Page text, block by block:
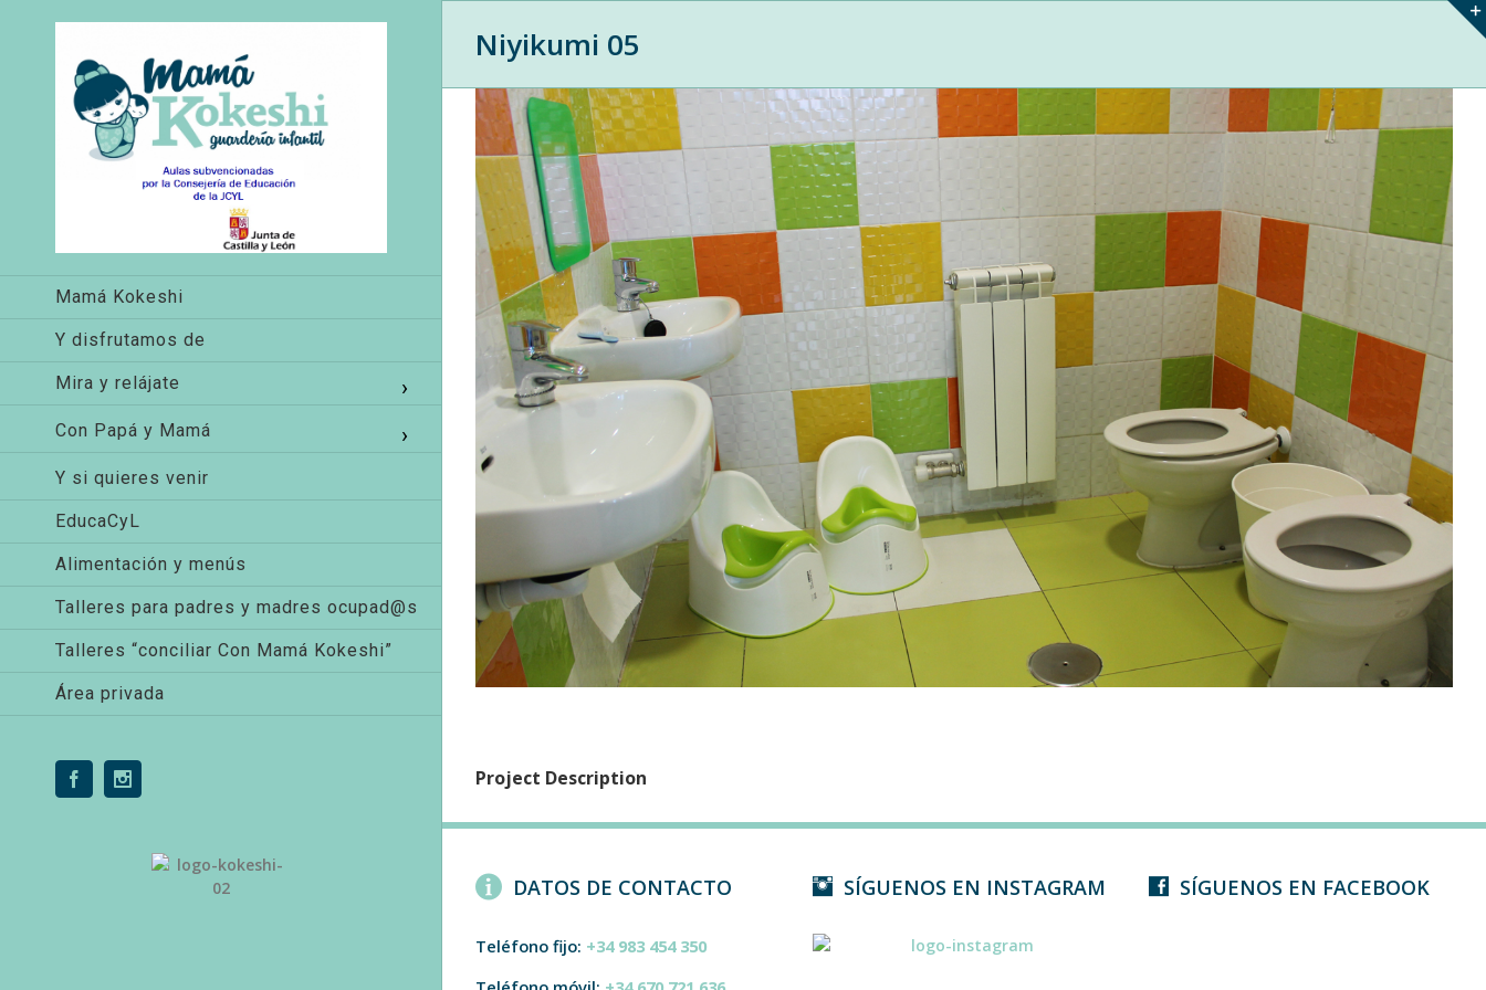
Mamá Kokeshi
Y disfrutamos de
Mira y relájate
Con Papá y Mamá
Y si quieres venir
EducaCyL
Alimentación y menús
Talleres para padres y madres ocupad@s
Talleres “conciliar Con Mamá Kokeshi”
Área privada
Facebook
Niyikumi 05
Project Description
DATOS DE CONTACTO
Teléfono fijo: +34 983 454 350
SÍGUENOS EN INSTAGRAM SÍGUENOS EN FACEBOOK